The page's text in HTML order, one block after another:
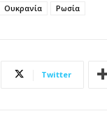
Ουκρανία Ρωσία
Twitter